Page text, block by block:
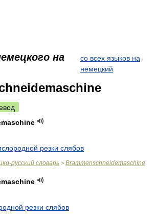
на
со всех языков на
немецкий
резки слябов
русский словарь > Brammenschneidemaschine
резки слябов